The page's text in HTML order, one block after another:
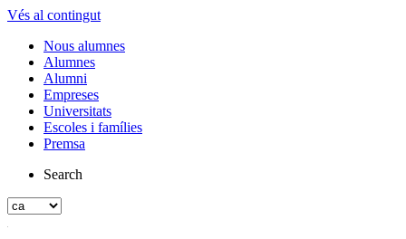
Vés al contingut
Nous alumnes
Alumnes
Alumni
Empreses
Universitats
Escoles i famílies
Premsa
Search